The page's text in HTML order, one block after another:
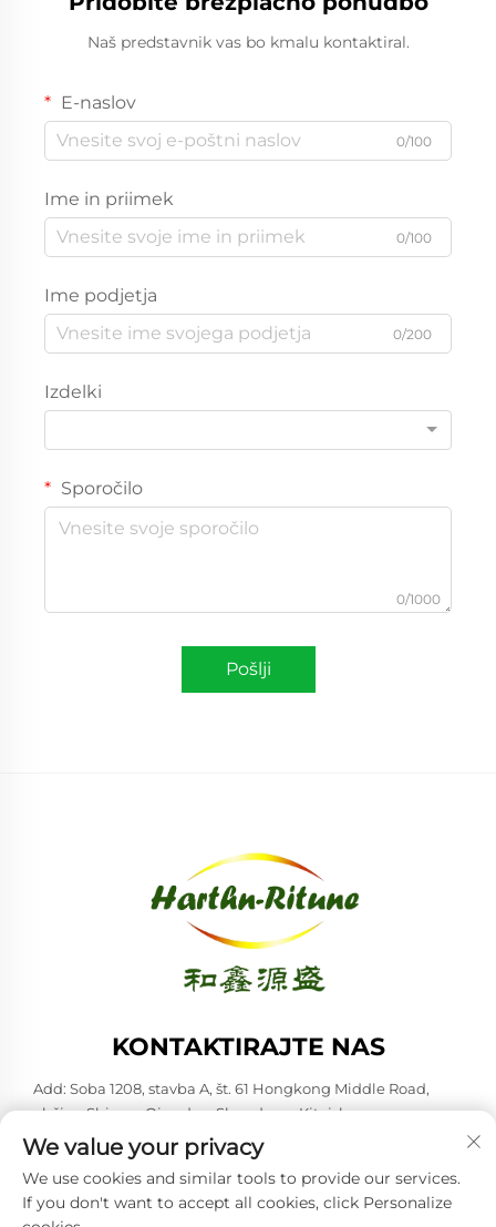
Naš predstavnik vas bo kmalu kontaktiral.
E-naslov
0/100
Ime in priimek
0/100
Ime podjetja
0/200
Izdelki
Sporočilo
0/1000
Pošlji
KONTAKTIRAJTE NAS
Add: Soba 1208, stavba A, št. 61 Hongkong Middle Road,
občina Shinan, Qingdao, Shandong, Kitajska
Tel:+86-53285879528
E-pošta:[email protected]
We value your privacy
We use cookies and similar tools to provide our services.
If you don't want to accept all cookies, click Personalize